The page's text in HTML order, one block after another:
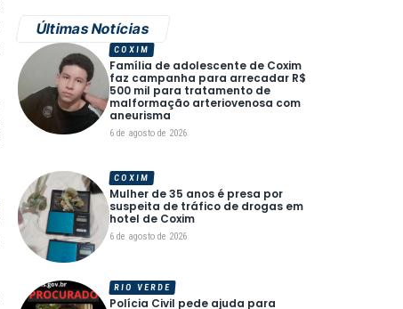
Últimas Notícias
Família de adolescente de Coxim
faz campanha para arrecadar R$
500 mil para tratamento de
malformação arteriovenosa com
aneurisma
6 de agosto de 2026
COXIM
Mulher de 35 anos é presa por
suspeita de tráfico de drogas em
hotel de Coxim
6 de agosto de 2026
COXIM
Polícia Civil pede ajuda para
RIO VERDE